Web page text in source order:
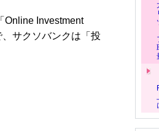
Investment
サクソバンクは「投